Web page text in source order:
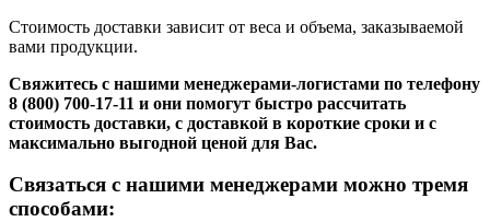
Стоимость доставки зависит от веса и объема, заказываемой
вами продукции.
Свяжитесь с нашими менеджерами-логистами по телефону
8 (800) 700-17-11 и они помогут быстро рассчитать
стоимость доставки, с доставкой в короткие сроки и с
максимально выгодной ценой для Вас.
Связаться с нашими менеджерами можно тремя
способами: